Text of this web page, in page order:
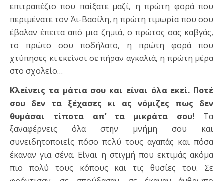
επιτραπέζιο που παίξατε μαζί, η πρώτη φορά που
περιμένατε τον Άι-Βασίλη, η πρώτη τιμωρία που σου
έβαλαν έπειτα από μια ζημιά, ο πρώτος σας καβγάς,
το πρώτο σου ποδήλατο, η πρώτη φορά που
χτύπησες κι εκείνοι σε πήραν αγκαλιά, η πρώτη μέρα
στο σχολείο…
Κλείνεις τα μάτια σου και είναι όλα εκεί. Ποτέ
σου δεν τα ξέχασες κι ας νόμιζες πως δεν
θυμάσαι τίποτα απ’ τα μικράτα σου! Τα
ξαναφέρνεις όλα στην μνήμη σου και
συνειδητοποιείς πόσο πολύ τους αγαπάς και πόσα
έκαναν για σένα. Είναι η στιγμή που εκτιμάς ακόμα
πιο πολύ τους κόπους και τις θυσίες του. Σε